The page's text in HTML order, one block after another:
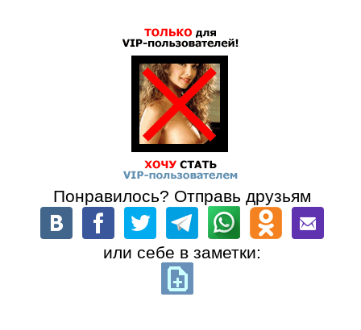
Понравилось? Отправь друзьям
или себе в заметки: